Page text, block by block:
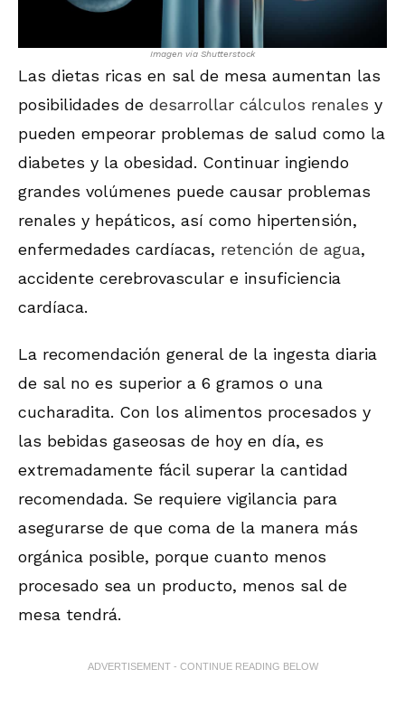
Imagen via Shutterstock
Las dietas ricas en sal de mesa aumentan las
posibilidades de desarrollar cálculos renales y
pueden empeorar problemas de salud como la
diabetes y la obesidad. Continuar ingiendo
grandes volúmenes puede causar problemas
renales y hepáticos, así como hipertensión,
enfermedades cardíacas, retención de agua,
accidente cerebrovascular e insuficiencia
cardíaca.
La recomendación general de la ingesta diaria
de sal no es superior a 6 gramos o una
cucharadita. Con los alimentos procesados y
las bebidas gaseosas de hoy en día, es
extremadamente fácil superar la cantidad
recomendada. Se requiere vigilancia para
asegurarse de que coma de la manera más
orgánica posible, porque cuanto menos
procesado sea un producto, menos sal de
mesa tendrá.
ADVERTISEMENT - CONTINUE READING BELOW